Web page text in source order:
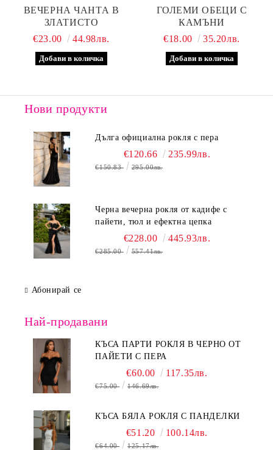
ВЕЧЕРНА ЧАНТА В
ЗЛАТИСТО
€23.00
44.98лв.
ГОЛЕМИ ОБЕЦИ С
КАМЪНИ
€18.00
35.20лв.
Нови продукти
Дълга официална рокля с пера
€120.66 235.99лв.
€150.83 295.00лв.
Черна вечерна рокля от кадифе с
пайети, тюл и ефектна цепка
€228.00 445.93лв.
€285.00 557.41лв.
Абонирай се
Най-продавани
КЪСА ПАРТИ РОКЛЯ В ЧЕРНО ОТ
ПАЙЕТИ С ПЕРА
€60.00 117.35лв.
€75.00 146.69лв.
КЪСА БЯЛА РОКЛЯ С ПАНДЕЛКИ
€51.20 100.14лв.
€64.00 125.17лв.